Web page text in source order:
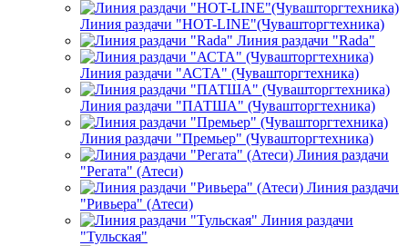
Линия раздачи "HOT-LINE"(Чувашторгтехника)
Линия раздачи "Rada"
Линия раздачи "АСТА" (Чувашторгтехника)
Линия раздачи "ПАТША" (Чувашторгтехника)
Линия раздачи "Премьер" (Чувашторгтехника)
Линия раздачи
"Регата" (Атеси)
Линия раздачи
"Ривьера" (Атеси)
Линия раздачи
"Тульская"